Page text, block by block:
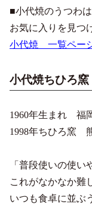
■小代焼のうつわ
お気に入りを見つ
小代焼 一覧ペー
小代焼ちひろ窯
1960年生まれ 福
1998年ちひろ窯
「普段使いの使い
これがなかなか難
いつも食卓に並ぶ